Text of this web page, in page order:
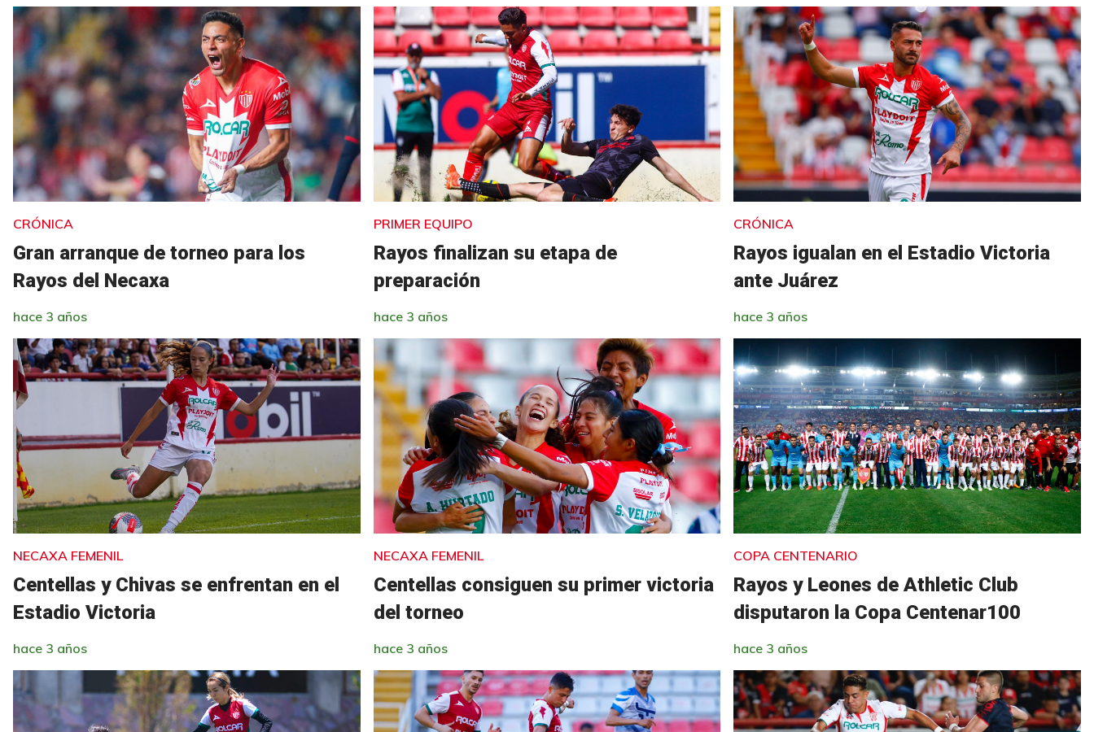
CRÓNICA
Gran arranque de torneo para los
Rayos del Necaxa
hace 3 años
PRIMER EQUIPO
Rayos finalizan su etapa de
preparación
hace 3 años
CRÓNICA
Rayos igualan en el Estadio Victoria
ante Juárez
hace 3 años
NECAXA FEMENIL
Centellas y Chivas se enfrentan en el
Estadio Victoria
hace 3 años
NECAXA FEMENIL
Centellas consiguen su primer victoria
del torneo
hace 3 años
COPA CENTENARIO
Rayos y Leones de Athletic Club
disputaron la Copa Centenar100
hace 3 años